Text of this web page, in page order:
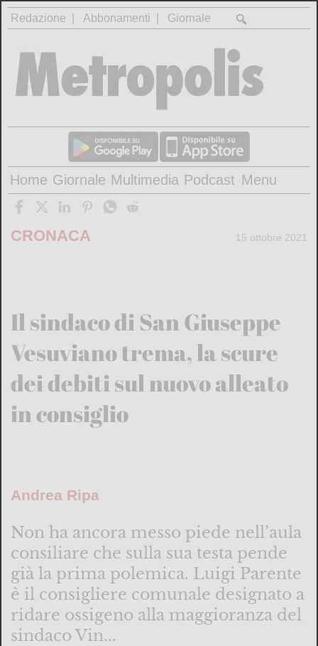
Redazione Abbonamenti Giornale
Home Giornale Multimedia Podcast Menu
CRONACA 15 ottobre 2021
Il sindaco di San Giuseppe
Vesuviano trema, la scure
dei debiti sul nuovo alleato
in consiglio
Andrea Ripa
Non ha ancora messo piede nell’aula
consiliare che sulla sua testa pende
già la prima polemica. Luigi Parente
è il consigliere comunale designato a
ridare ossigeno alla maggioranza del
sindaco Vin...